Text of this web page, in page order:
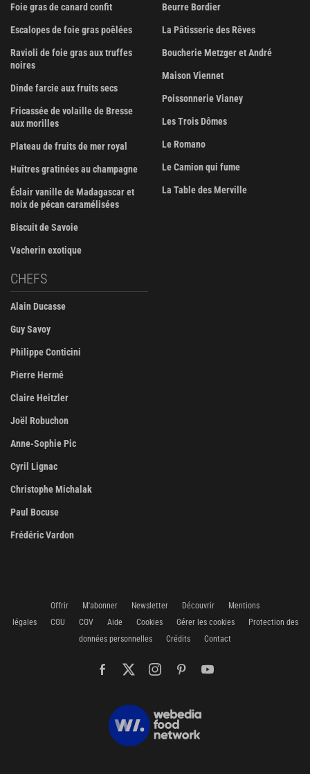
Foie gras de canard confit
Escalopes de foie gras poêlées
Ravioli de foie gras aux truffes
noires
Dinde farcie aux fruits secs
Fricassée de volaille de Bresse
aux morilles
Plateau de fruits de mer royal
Huîtres gratinées au champagne
Éclair vanille de Madagascar et
noix de pécan caramélisées
Biscuit de Savoie
Vacherin exotique
Beurre Bordier
La Pâtisserie des Rêves
Boucherie Metzger et André
Maison Viennet
Poissonnerie Vianey
Les Trois Dômes
Le Romano
Le Camion qui fume
La Table des Merville
CHEFS
Alain Ducasse
Guy Savoy
Philippe Conticini
Pierre Hermé
Claire Heitzler
Joël Robuchon
Anne-Sophie Pic
Cyril Lignac
Christophe Michalak
Paul Bocuse
Frédéric Vardon
Offrir M'abonner Newsletter Découvrir
Mentions
légales
CGU CGV Aide Cookies Gérer les cookies
Protection des
données personnelles
Crédits Contact